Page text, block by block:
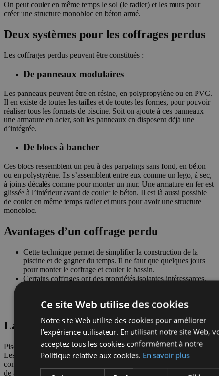
On peut couler en même temps le sol (le radier) et les murs pour
créer une structure monobloc en béton armé.
Deux systèmes pour les coffrages perdus
Les coffrages perdus peuvent être constitués :
De panneaux modulaires
Les panneaux peuvent être en résine, en polypropylène ou en PVC.
Il en existe de toutes les tailles et de toutes les formes, pour pouvoir
réaliser tous les formats de piscine. Soit on ajoute à ces panneaux
une armature en acier, soit les panneaux en disposent déjà une
d’intégrée.
De blocs à bancher
Ces blocs ressemblent un peu à des parpaings sans fond, en béton
ou en polystyrène. Ils s’assemblent entre eux comme un lego, à sec,
à joints décalés comme pour monter un mur. Une armature en fer est
glissée à l’intérieur avant de couler le béton. Il est là aussi possible
de couler en même temps radier et murs pour avoir une structure
monobloc.
Avantages d’un coffrage perdu
Cette technique permet de simplifier la construction de la
piscine et de gagner du temps. Il ne faut que quelques jours
pour monter le coffrage et couler le bassin.
Certains coffrages ont des propriétés isolantes intéressantes.
accueillir un liner ou une membrane PVC armé.
La technique Aquafeat
Piscine.be utilise les coffrages Aquafeat pour construire ses piscines.
Les panneaux modulaires sont en polypropylène non polluant et
comportent une armature en acier soudé intégrée. Le ferraillage est
de 8mm. Les panneaux sont montés sur sabots.
Ce site Web utilise des cookies
Notre site Web utilise des cookies pour améliorer
l'expérience utilisateur. En utilisant notre site Web,
acceptez tous les cookies conformément à notre
Politique relative aux cookies. En savoir plus